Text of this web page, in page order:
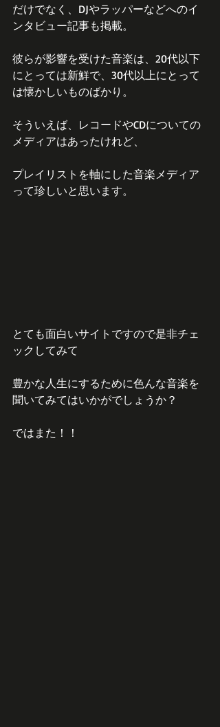
だけでなく、DJやラッパーなどへのイ
ンタビュー記事も掲載。
彼らが影響を受けた音楽は、20代以下
にとっては新鮮で、30代以上にとって
は懐かしいものばかり。
そういえば、レコードやCDについての
メディアはあったけれど、
プレイリストを軸にした音楽メディア
って珍しいと思います。
とても面白いサイトですので是非チェ
ックしてみて
豊かな人生にするために色んな音楽を
聞いてみてはいかがでしょうか？
ではまた！！